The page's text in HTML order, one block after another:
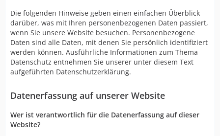
Die folgenden Hinweise geben einen einfachen Überblick
darüber, was mit Ihren personenbezogenen Daten passiert,
wenn Sie unsere Website besuchen. Personenbezogene
Daten sind alle Daten, mit denen Sie persönlich identifiziert
werden können. Ausführliche Informationen zum Thema
Datenschutz entnehmen Sie unserer unter diesem Text
aufgeführten Datenschutzerklärung.
Datenerfassung auf unserer Website
Wer ist verantwortlich für die Datenerfassung auf dieser
Website?